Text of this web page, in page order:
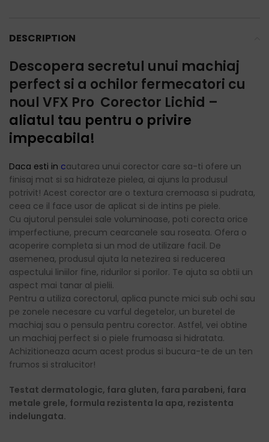
DESCRIPTION
Descopera secretul unui machiaj
perfect si a ochilor fermecatori cu
noul VFX Pro Corector Lichid –
aliatul tau pentru o privire
impecabila!
Daca esti in cautarea unui corector care sa-ti ofere un
finisaj mat si sa hidrateze pielea, ai ajuns la produsul
potrivit! Acest corector are o textura cremoasa si pudrata,
ceea ce il face usor de aplicat si de intins pe piele.
Cu ajutorul pensulei sale voluminoase, poti corecta orice
imperfectiune, precum cearcanele sau roseata. Ofera o
acoperire completa si un mod de utilizare facil. De
asemenea, produsul ajuta la netezirea si reducerea
aspectului liniilor fine, ridurilor si porilor. Te ajuta sa obtii un
aspect mai tanar al pielii.
Pentru a utiliza corectorul, aplica puncte mici sub ochi sau
pe zonele necesare cu varful degetelor, un buretel de
machiaj sau o pensula pentru corector. Astfel, vei obtine
un machiaj perfect si o piele frumoasa si hidratata.
Achizitioneaza acum acest produs si bucura-te de un ten
frumos si stralucitor!
Testat dermatologic, fara gluten, fara parabeni, fara
metale grele, formula rezistenta la apa, rezistenta
indelungata.